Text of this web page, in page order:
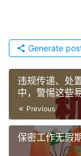
Generate
违规传递、处
中，警惕这些
Previous
保密工作无假